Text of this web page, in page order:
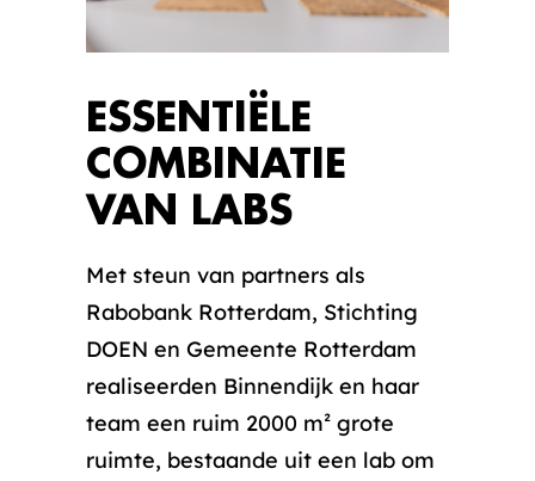
ESSENTIËLE
COMBINATIE
VAN LABS
Met steun van partners als
Rabobank Rotterdam, Stichting
DOEN en Gemeente Rotterdam
realiseerden Binnendijk en haar
team een ruim 2000 m² grote
ruimte, bestaande uit een lab om